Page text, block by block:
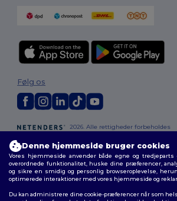
2026. Alle rettigheder forbeholdes
cookies|Sitemap
Følg os
Denne hjemmeside bruger cookies
Vores hjemmeside anvender både egne og
overordnede funktionalitet, huske dine præferencer,
og sikre en smidig og personlig browseroplevelse,
optimerede interaktioner med vores hjemmeside og
Du kan administrere dine cookie-præferencer når som